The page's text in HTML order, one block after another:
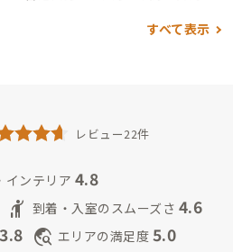
・広東語、中国語、英語、日本語
しでもお手伝いできたら嬉しいで
の道の駅を巡りたいです(^^)
すべて表示
レビュー22件
インテリア 4.8
hail 到着・入室のスムーズさ 4.6
3.8 travel_explore エリアの満足度 5.0